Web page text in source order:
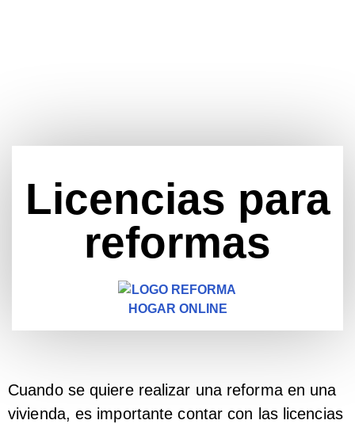
Licencias para
reformas
Cuando se quiere realizar una reforma en una
vivienda, es importante contar con las licencias